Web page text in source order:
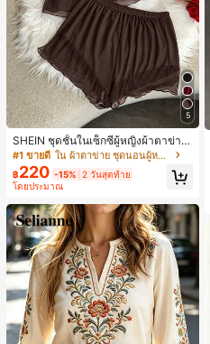
5
SHEIN ชุดชั้นในเซ็กซี่ผู้หญิงผ้าตาข่าย
มีโครงคัพบาง
#1 ขายดี ใน ผ้าตาข่าย ชุดนอนผู้หญิง
฿220 -15% 2 วันสุดท้าย
โดยประมาณ